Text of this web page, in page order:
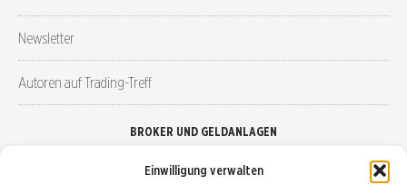
Einwilligung verwalten
Newsletter
Autoren auf Trading-Treff
BROKER UND GELDANLAGEN